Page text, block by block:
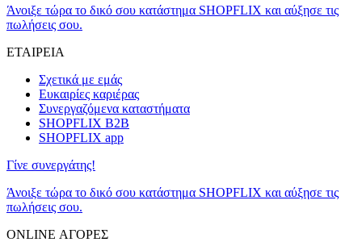
Άνοιξε τώρα το δικό σου κατάστημα SHOPFLIX και αύξησε τις
πωλήσεις σου.
ΕΤΑΙΡΕΙΑ
Σχετικά με εμάς
Ευκαιρίες καριέρας
Συνεργαζόμενα καταστήματα
SHOPFLIX B2B
SHOPFLIX app
Γίνε συνεργάτης!
Άνοιξε τώρα το δικό σου κατάστημα SHOPFLIX και αύξησε τις
πωλήσεις σου.
ONLINE ΑΓΟΡΕΣ